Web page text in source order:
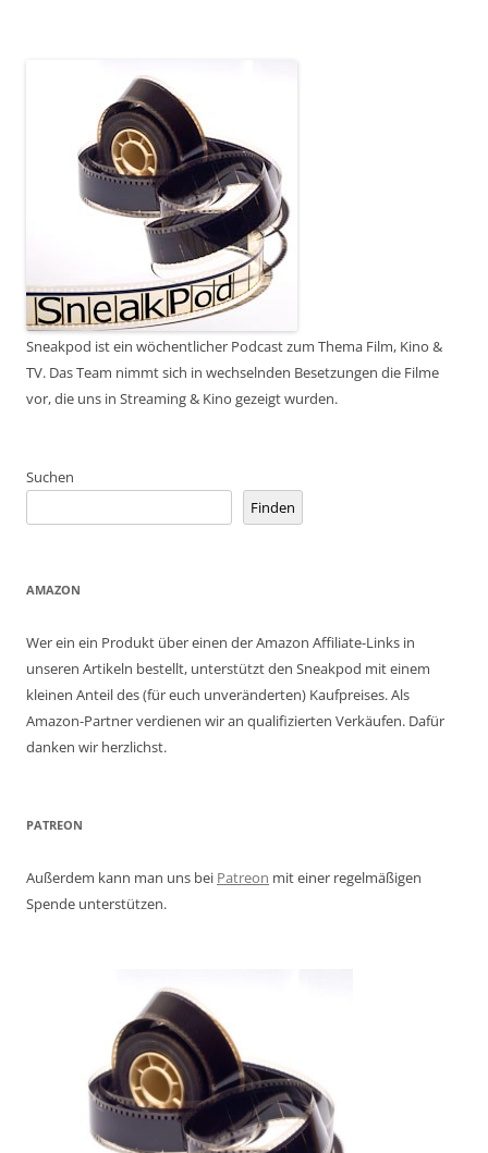
Sneakpod ist ein wöchentlicher Podcast zum Thema Film, Kino &
TV. Das Team nimmt sich in wechselnden Besetzungen die Filme
vor, die uns in Streaming & Kino gezeigt wurden.
Suchen
Finden
AMAZON
Wer ein ein Produkt über einen der Amazon Affiliate-Links in
unseren Artikeln bestellt, unterstützt den Sneakpod mit einem
kleinen Anteil des (für euch unveränderten) Kaufpreises. Als
Amazon-Partner verdienen wir an qualifizierten Verkäufen. Dafür
danken wir herzlichst.
PATREON
Außerdem kann man uns bei Patreon mit einer regelmäßigen
Spende unterstützen.